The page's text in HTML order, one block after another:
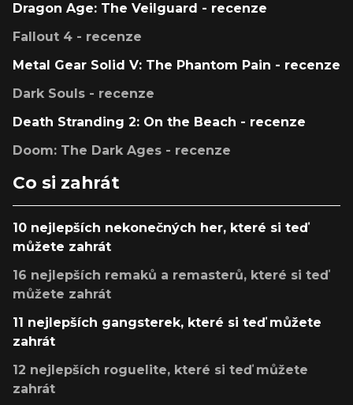
Dragon Age: The Veilguard - recenze
Fallout 4 - recenze
Metal Gear Solid V: The Phantom Pain - recenze
Dark Souls - recenze
Death Stranding 2: On the Beach - recenze
Doom: The Dark Ages - recenze
Co si zahrát
10 nejlepších nekonečných her, které si teď
můžete zahrát
16 nejlepších remaků a remasterů, které si teď
můžete zahrát
11 nejlepších gangsterek, které si teď můžete
zahrát
12 nejlepších roguelite, které si teď můžete
zahrát